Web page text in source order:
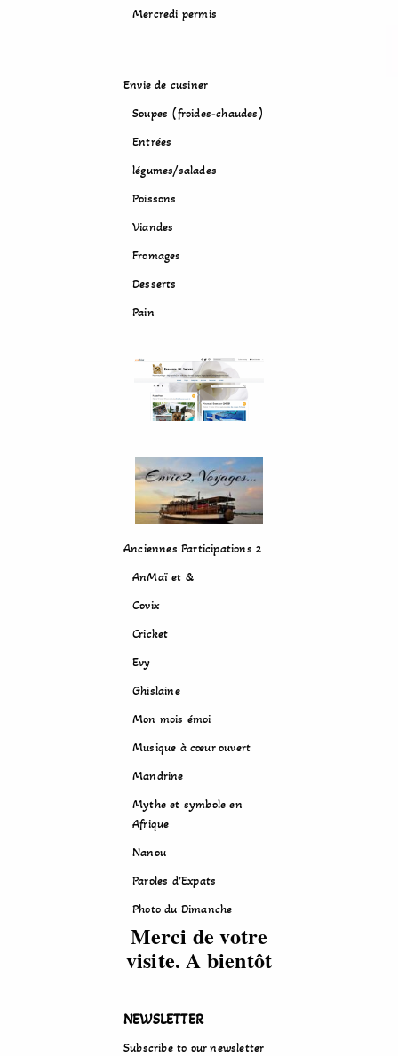
Mercredi permis
Envie de cusiner
Soupes (froides-chaudes)
Entrées
légumes/salades
Poissons
Viandes
Fromages
Desserts
Pain
Anciennes Participations 2
AnMaï et &
Covix
Cricket
Evy
Ghislaine
Mon mois émoi
Musique à cœur ouvert
Mandrine
Mythe et symbole en
Afrique
Nanou
Paroles d’Expats
Photo du Dimanche
Merci de votre
visite. A bientôt
NEWSLETTER
Subscribe to our newsletter